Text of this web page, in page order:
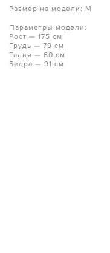
Размер на модели: M
Параметры модели:
Рост — 175 см
Грудь — 79 см
Талия — 60 см
Бедра — 91 см